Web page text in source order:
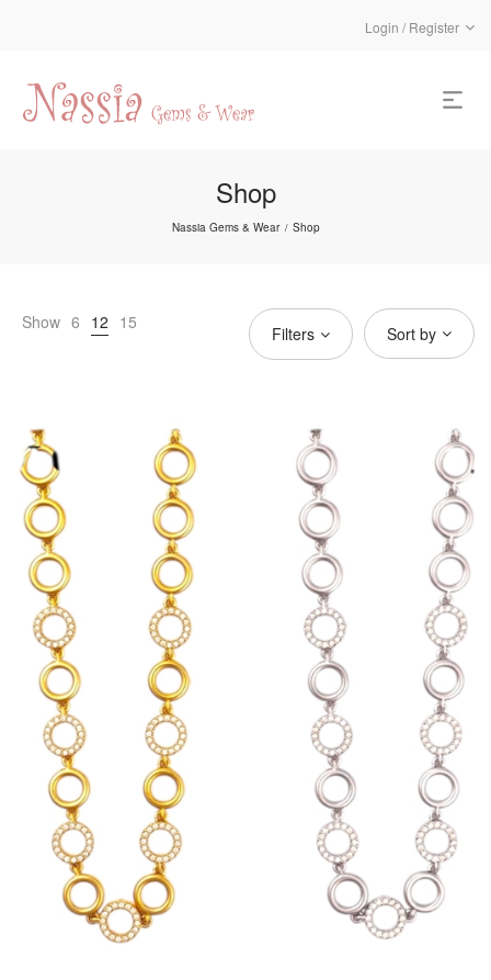
Login / Register
Shop
Nassia Gems & Wear / Shop
Show 6 12 15
Filters Sort by